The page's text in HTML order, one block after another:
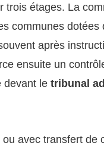
étages. La
communes dotées
après
ensuite un
devant le tribunal
avec transfert de